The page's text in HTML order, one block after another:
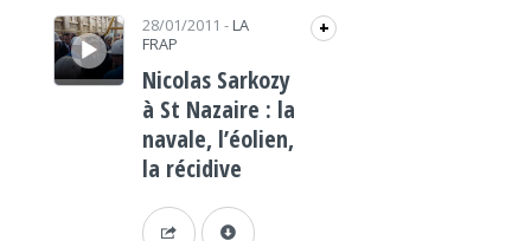
Lecteur audio 28/01/2011 - LA
FRAP
+
Nicolas Sarkozy
à St Nazaire : la
navale, l’éolien,
la récidive